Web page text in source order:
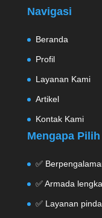
Navigasi
Beranda
Profil
Layanan Kami
Artikel
Kontak Kami
Mengapa
✅
✅ Armada
✅ Layanan